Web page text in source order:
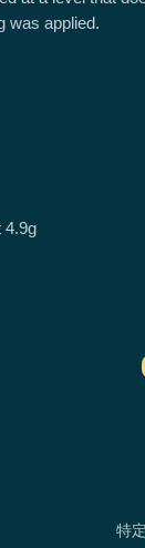
was applied.
4.9g
特